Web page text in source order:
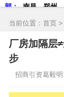
部： 南昌 郑州
安
香河 大厂
晋中
沈阳 济南
威海
烟台 青岛
山
华北： 沈阳
华夏幸福
联东U
当前位置： 首页 >
厂房加隔层
步
招商引资葛毅